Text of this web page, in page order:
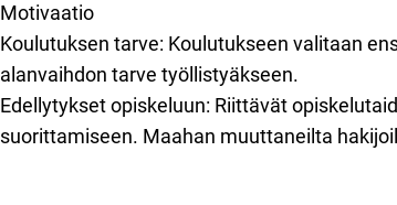
Motivaatio
Koulutuksen tarve: Koulutukseen valitaan
alanvaihdon tarve työllistyäkseen.
Edellytykset opiskeluun: Riittävät
suorittamiseen. Maahan muuttaneilta